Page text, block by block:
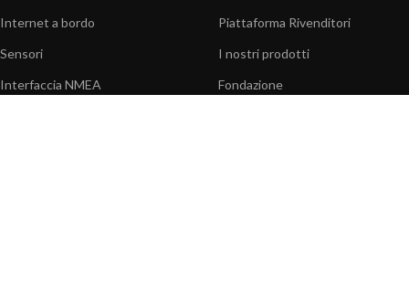
Internet a bordo
Sensori
Interfaccia NMEA
Piattaforma Rivenditori
I nostri prodotti
Fondazione